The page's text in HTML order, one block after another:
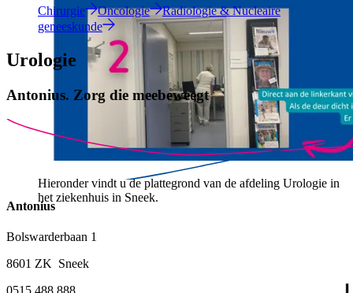
Hieronder vindt u de plattegrond van de afdeling Urologie in
het ziekenhuis in Sneek.
Chirurgie Oncologie
Radiologie & Nucleaire
geneeskunde
Urologie
Antonius. Zorg die meebeweegt
Antonius
Bolswarderbaan 1
8601 ZK Sneek